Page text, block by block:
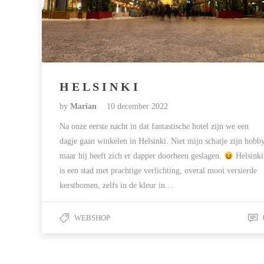
H E L S I N K I
by Marian 10 december 2022
Na onze eerste nacht in dat fantastische hotel zijn we een
dagje gaan winkelen in Helsinki. Niet mijn schatje zijn
maar hij heeft zich er dapper doorheen geslagen.
Helsinki
is een stad met prachtige verlichting, overal mooi versierde
kerstbomen, zelfs in de kleur in…
WEBSHOP